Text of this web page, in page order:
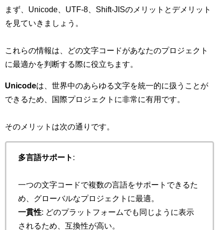
まず、Unicode、UTF-8、Shift-JISのメリットとデメリット
を見ていきましょう。
これらの情報は、どの文字コードがあなたのプロジェクト
に最適かを判断する際に役立ちます。
Unicodeは、世界中のあらゆる文字を統一的に扱うことが
できるため、国際プロジェクトに非常に有用です。
そのメリットは次の通りです。
多言語サポート :
一つの文字コードで複数の言語をサポートできるた
め、グローバルなプロジェクトに最適。
一貫性: どのプラットフォームでも同じように表示
されるため、互換性が高い。